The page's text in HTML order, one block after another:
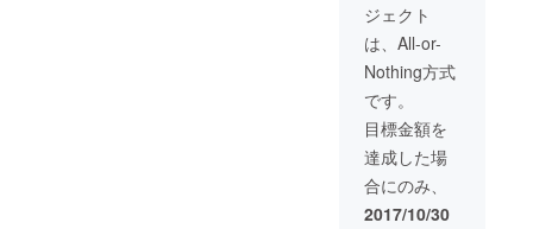
ジェクト
は、All-or-
Nothing方式
です。
目標金額を
達成した場
合にのみ、
2017/10/30